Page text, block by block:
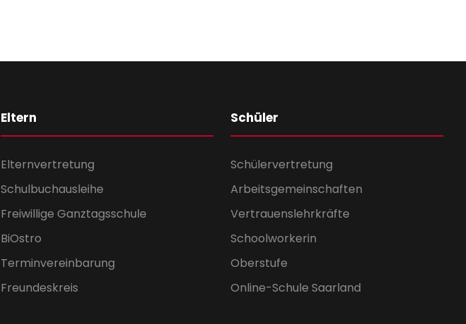
Eltern
Elternvertretung
Schulbuchausleihe
Freiwillige Ganztagsschule
BiOstro
Terminvereinbarung
Freundeskreis
Schüler
Schülervertretung
Arbeitsgemeinschaften
Vertrauenslehrkräfte
Schoolworkerin
Oberstufe
Online-Schule Saarland